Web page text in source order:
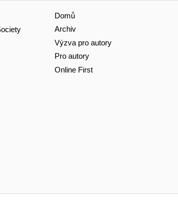
Domů
Archiv
Výzva pro autory
Pro autory
Online First